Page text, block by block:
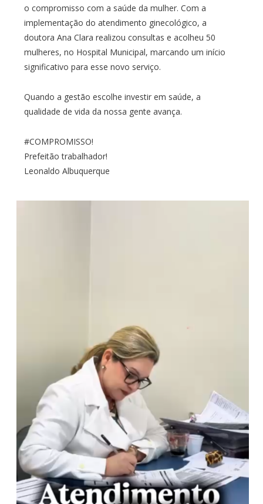
o compromisso com a saúde da mulher. Com a
implementação do atendimento ginecológico, a
doutora Ana Clara realizou consultas e acolheu 50
mulheres, no Hospital Municipal, marcando um início
significativo para esse novo serviço.
Quando a gestão escolhe investir em saúde, a
qualidade de vida da nossa gente avança.
#COMPROMISSO!
Prefeitão trabalhador!
Leonaldo Albuquerque